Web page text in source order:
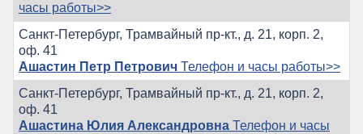
часы работы>>
Санкт-Петербург, Трамвайный пр-кт., д. 21, корп. 2,
оф. 41
Ашастин Петр Петрович Телефон и часы работы>>
Санкт-Петербург, Трамвайный пр-кт., д. 21, корп. 2,
оф. 41
Ашастина Юлия Александровна Телефон и часы